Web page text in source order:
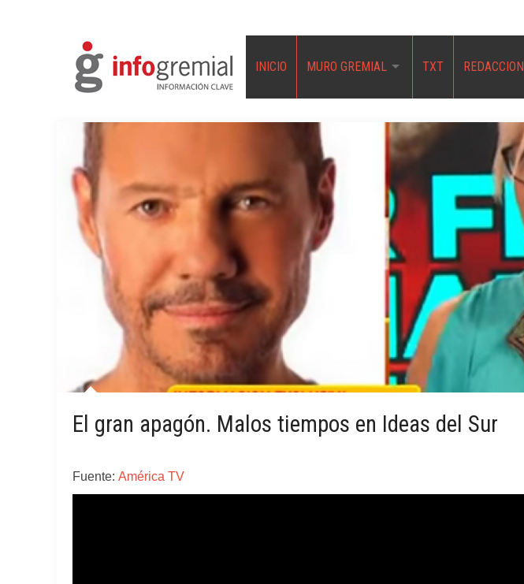
INICIO MURO GREMIAL TXT REDACCION
El gran apagón. Malos tiempos en Ideas del Sur
Fuente: América TV